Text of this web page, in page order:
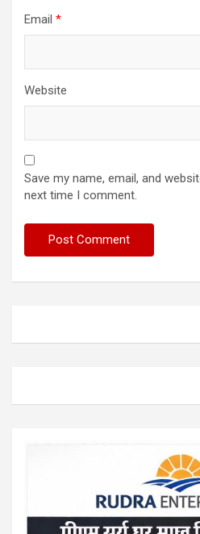
Email *
Website
Save my name, email, and
next time I comment.